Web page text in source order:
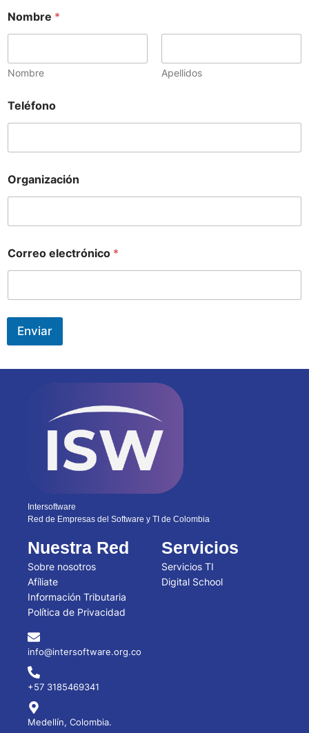
Nombre *
Nombre Apellidos
Teléfono
Organización
Correo electrónico *
Enviar
Intersoftware
Red de Empresas del Software y TI de Colombia
Nuestra Red
Sobre nosotros
Afíliate
Información Tributaria
Política de Privacidad
Servicios
Servicios TI
Digital School
info@intersoftware.org.co
+57 3185469341
Medellín, Colombia.